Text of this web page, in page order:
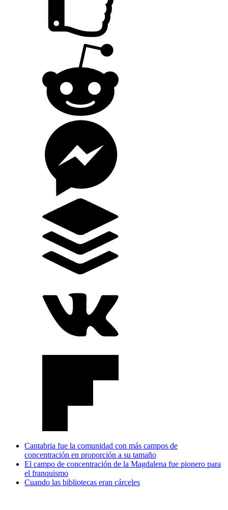
Cantabria fue la comunidad con más campos de
concentración en proporción a su tamaño
El campo de concentración de la Magdalena fue pionero para
el franquismo
Cuando las bibliotecas eran cárceles